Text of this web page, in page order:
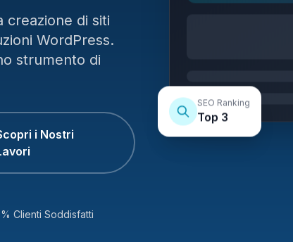
creazione di siti
WordPress.
strumento di
i Nostri
Clienti Soddisfatti
SEO Ranking
Top 3